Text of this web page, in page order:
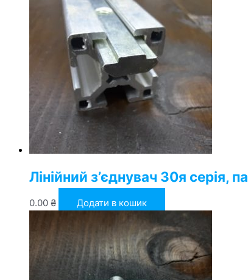
Лінійний з’єднувач 30я серія,
0.00 ₴ Додати в кошик